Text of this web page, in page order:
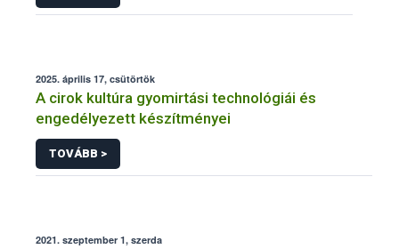
2025. április 17, csütörtök
A cirok kultúra gyomirtási technológiái és
engedélyezett készítményei
TOVÁBB >
2021. szeptember 1, szerda